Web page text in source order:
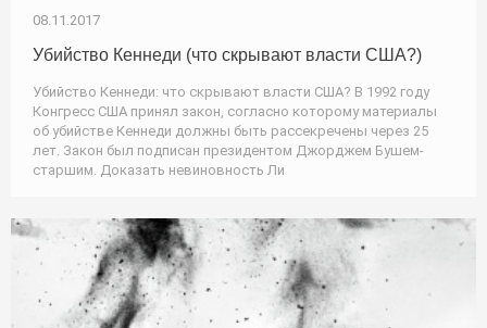
08.11.2017
Убийство Кеннеди (что скрывают власти США?)
Убийство Кеннеди: что скрывают власти США? В 1992 году
Конгресс США принял закон, согласно которому материалы
об убийстве Кеннеди должны быть рассекречены через 25
лет. Закон был подписан президентом Джорджем Бушем-
старшим. Доказать невиновность Ли